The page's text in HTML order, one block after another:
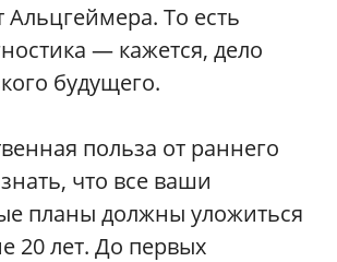
Альцгеймера. То есть
— кажется, дело
будущего.
польза от раннего
что все ваши
планы должны уложиться
20 лет. До первых